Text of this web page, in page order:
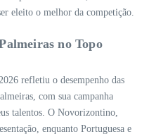
eleito o melhor da competição.
no Topo
refletiu o desempenho das
com sua campanha
talentos. O Novorizontino,
enquanto Portuguesa e